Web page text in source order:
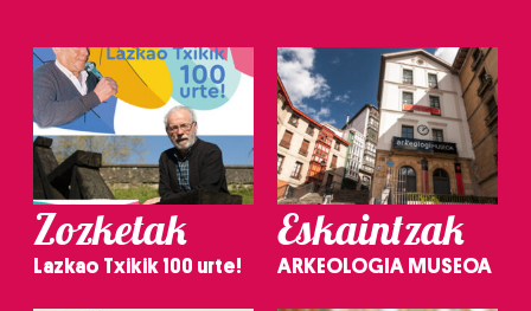
Zozketak
Lazkao Txikik 100 urte!
Eskaintzak
ARKEOLOGIA MUSEOA